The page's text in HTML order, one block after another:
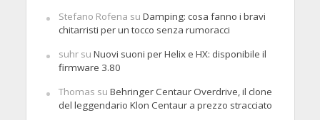
Stefano Rofena su Damping: cosa fanno i bravi
chitarristi per un tocco senza rumoracci
suhrsu Nuovi suoni per Helix e HX: disponibile il
firmware 3.80
Thomas su Behringer Centaur Overdrive, il clone
del leggendario Klon Centaur a prezzo stracciato